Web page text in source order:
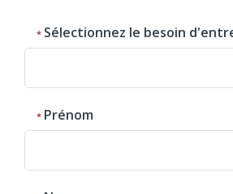
Sélectionnez le besoin
Prénom